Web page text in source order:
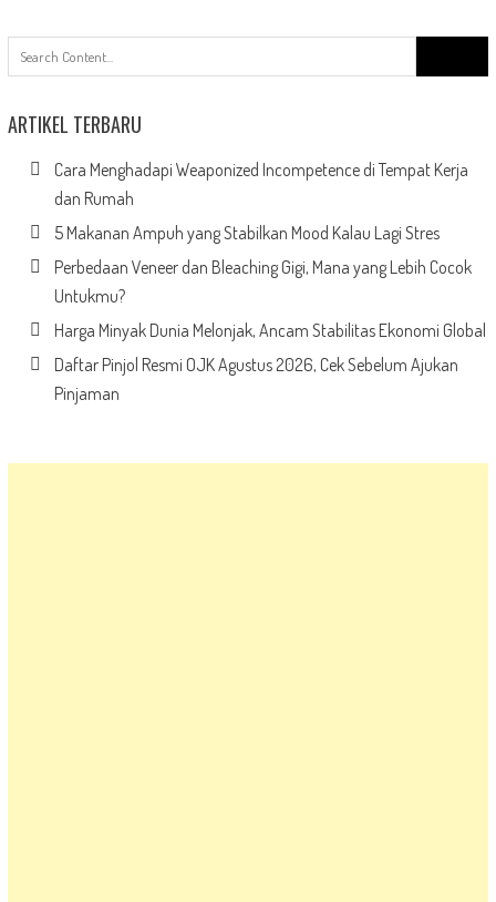
for:
ARTIKEL TERBARU
Cara Menghadapi Weaponized Incompetence di Tempat Kerja
dan Rumah
5 Makanan Ampuh yang Stabilkan Mood Kalau Lagi Stres
Perbedaan Veneer dan Bleaching Gigi, Mana yang Lebih Cocok
Untukmu?
Harga Minyak Dunia Melonjak, Ancam Stabilitas Ekonomi Global
Daftar Pinjol Resmi OJK Agustus 2026, Cek Sebelum Ajukan
Pinjaman